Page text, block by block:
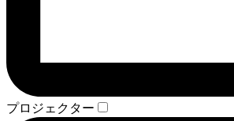
プロジェクター